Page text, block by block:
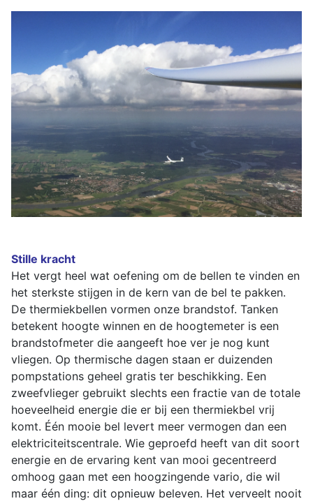
Stille kracht
Het vergt heel wat oefening om de bellen te vinden en
het sterkste stijgen in de kern van de bel te pakken.
De thermiekbellen vormen onze brandstof. Tanken
betekent hoogte winnen en de hoogtemeter is een
brandstofmeter die aangeeft hoe ver je nog kunt
vliegen. Op thermische dagen staan er duizenden
pompstations geheel gratis ter beschikking. Een
zweefvlieger gebruikt slechts een fractie van de totale
hoeveelheid energie die er bij een thermiekbel vrij
komt. Één mooie bel levert meer vermogen dan een
elektriciteitscentrale. Wie geproefd heeft van dit soort
energie en de ervaring kent van mooi gecentreerd
omhoog gaan met een hoogzingende vario, die wil
maar één ding: dit opnieuw beleven. Het verveelt nooit